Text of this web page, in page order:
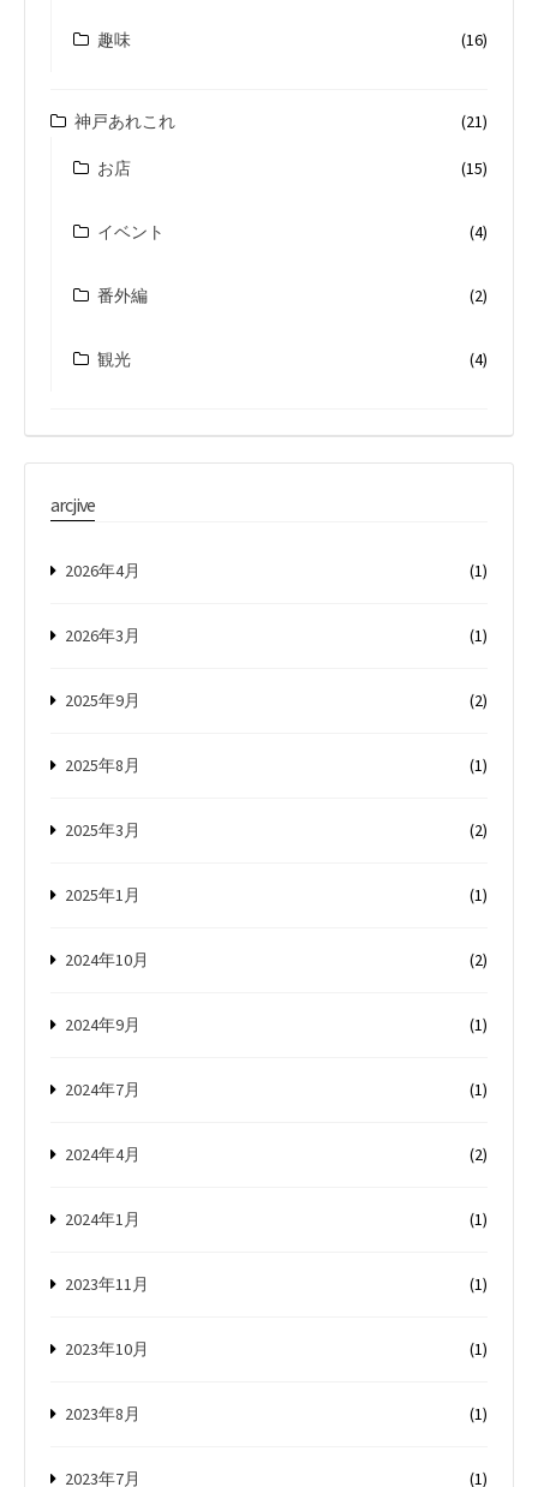
趣味 (16)
神戸あれこれ (21)
お店 (15)
イベント (4)
番外編 (2)
観光 (4)
arcjive
2026年4月 (1)
2026年3月 (1)
2025年9月 (2)
2025年8月 (1)
2025年3月 (2)
2025年1月 (1)
2024年10月 (2)
2024年9月 (1)
2024年7月 (1)
2024年4月 (2)
2024年1月 (1)
2023年11月 (1)
2023年10月 (1)
2023年8月 (1)
2023年7月 (1)